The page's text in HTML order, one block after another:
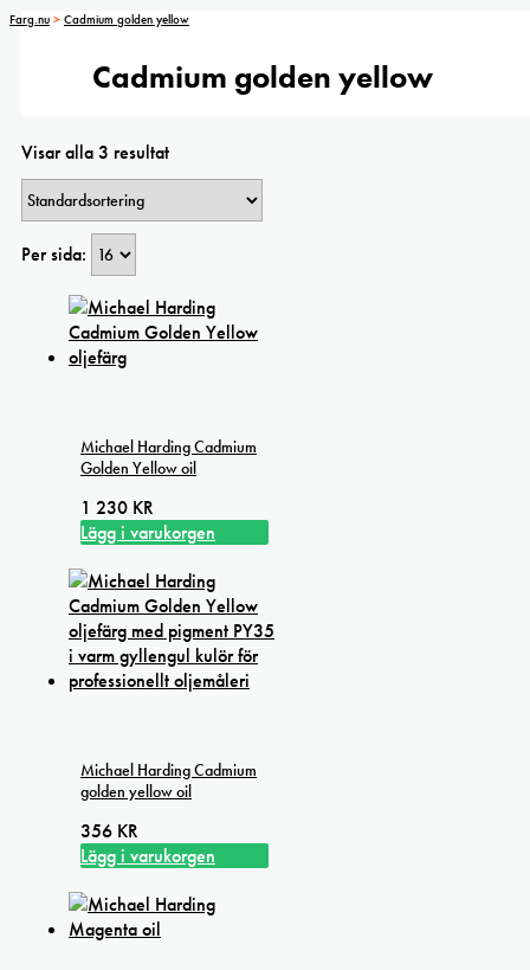
Farg.nu > Cadmium golden yellow
Cadmium golden yellow
Visar alla 3 resultat
Per sida:
Michael Harding Cadmium
Golden Yellow oil
1 230 KR
Lägg i varukorgen
Michael Harding Cadmium
golden yellow oil
356 KR
Lägg i varukorgen